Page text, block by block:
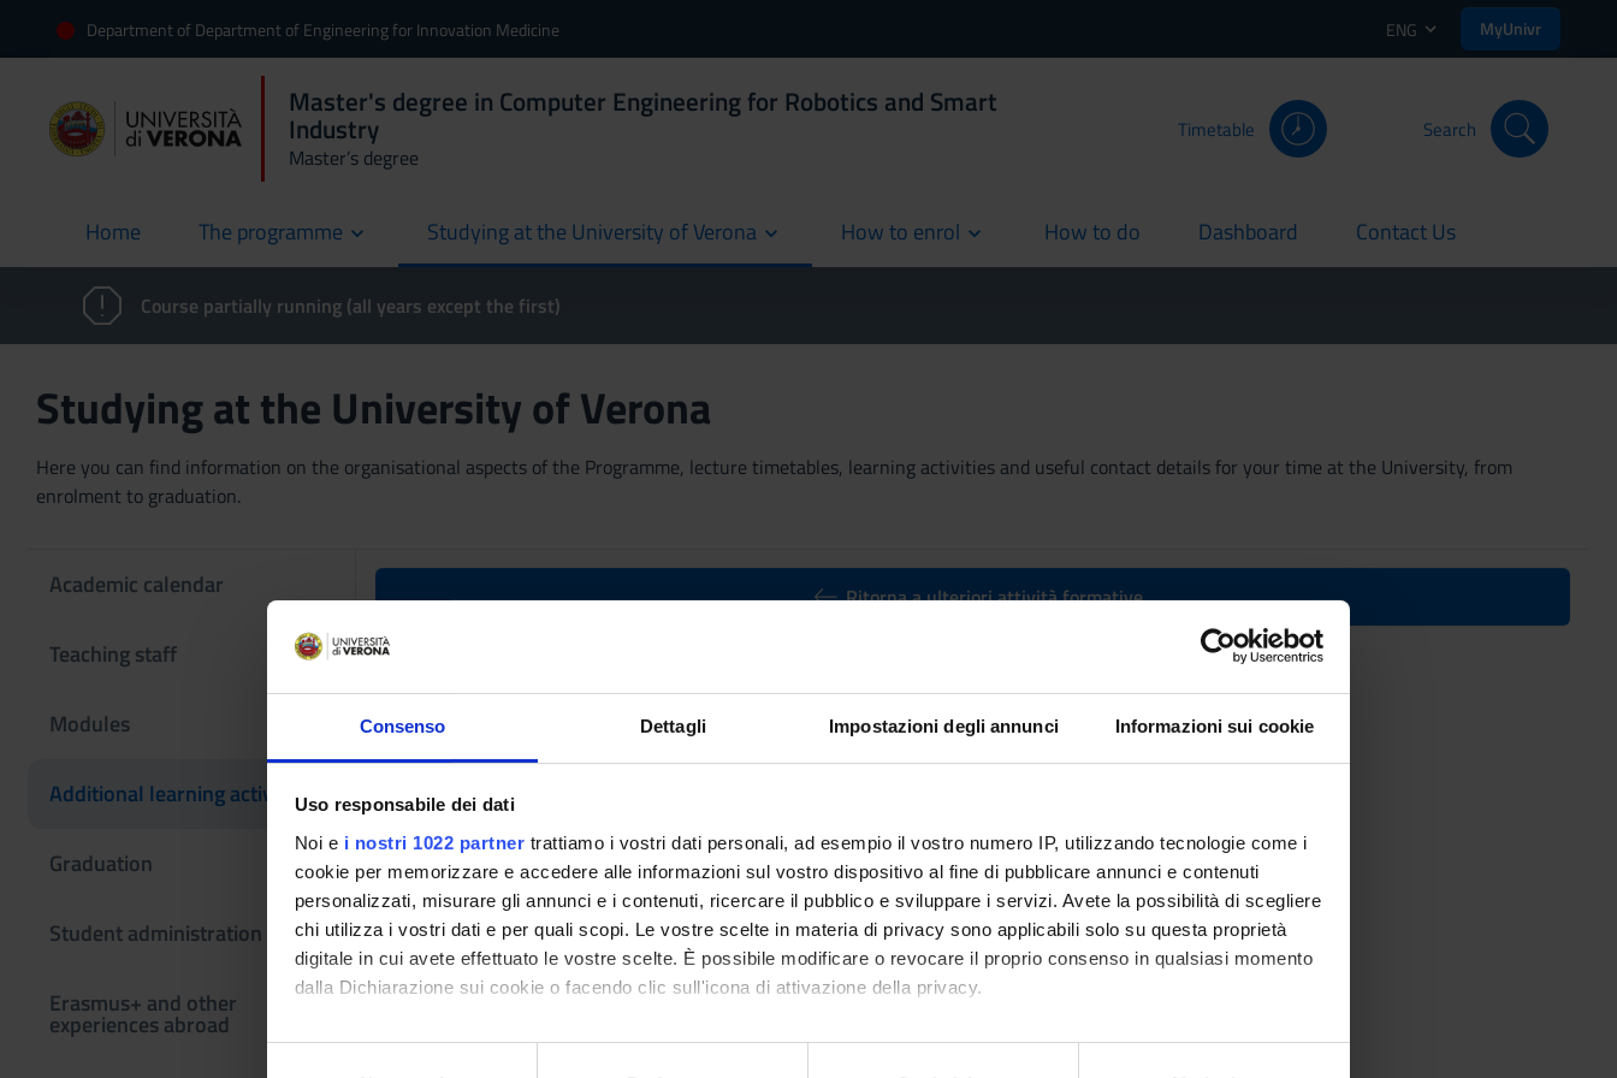
Consenso Dettagli Impostazioni degli annunci Informazioni sui cookie
Uso responsabile dei dati
Noi e i nostri 1022 partner trattiamo i vostri dati personali, ad esempio il vostro numero IP, utilizzando tecnologie come i
cookie per memorizzare e accedere alle informazioni sul vostro dispositivo al fine di pubblicare annunci e contenuti
personalizzati, misurare gli annunci e i contenuti, ricercare il pubblico e sviluppare i servizi. Avete la possibilità di scegliere
chi utilizza i vostri dati e per quali scopi. Le vostre scelte in materia di privacy sono applicabili solo su questa proprietà
digitale in cui avete effettuato le vostre scelte. È possibile modificare o revocare il proprio consenso in qualsiasi momento
dalla Dichiarazione sui cookie o facendo clic sull'icona di attivazione della privacy.
Con il tuo consenso, vorremmo anche:
Department of Department of Engineering for Innovation Medicine ENG MyUnivr
Master's degree in Computer Engineering for Robotics and Smart
Industry
Master’s degree
Timetable Search
Home
current The programme Studying at the University of Verona How to enrol How to do
current Dashboard
current Contact Us
current
Course partially running (all years except the first)
Studying at the University of Verona
Here you can find information on the organisational aspects of the Programme, lecture timetables, learning activities and useful contact details for your time at the University, from
enrolment to graduation.
Academic calendar
Teaching staff
Modules
Additional learning activities
Graduation
Student administration
Erasmus+ and other
experiences abroad
Ritorna a ulteriori attività formative
Rapid prototyping on Arduino
4S010210
3